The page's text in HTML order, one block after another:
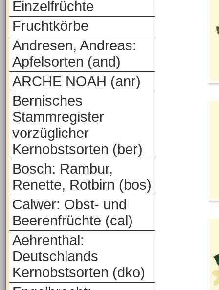
Einzelfrüchte
Fruchtkörbe
Andresen, Andreas:
Apfelsorten (and)
ARCHE NOAH (anr)
Bernisches
Stammregister
vorzüglicher
Kernobstsorten (ber)
Bosch: Rambur,
Renette, Rotbirn (bos)
Calwer: Obst- und
Beerenfrüchte (cal)
Aehrenthal:
Deutschlands
Kernobstsorten (dko)